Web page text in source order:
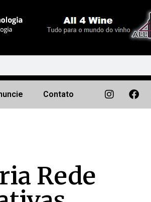
Contato
Rede